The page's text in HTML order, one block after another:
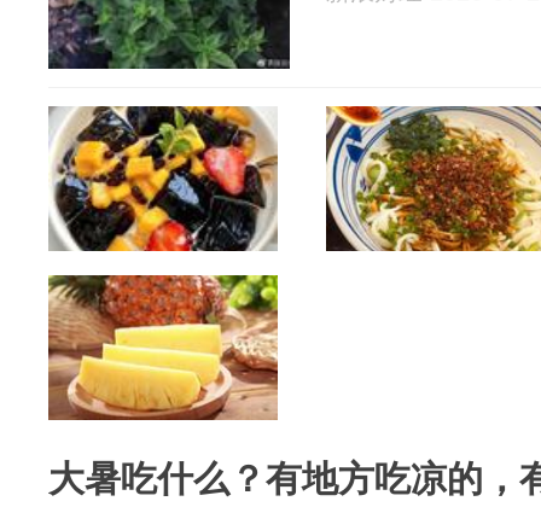
大暑吃什么？有地方吃凉的，